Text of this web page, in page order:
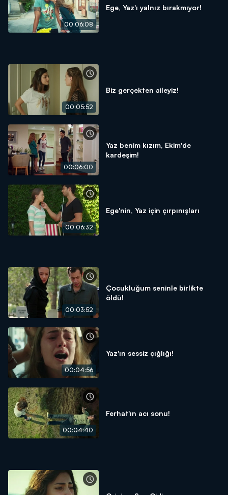
00:06:08
Ege, Yaz'ı yalnız bırakmıyor!
00:05:52
Biz gerçekten aileyiz!
00:06:00
Yaz benim kızım, Ekim'de
kardeşim!
00:06:32
Ege'nin, Yaz için çırpınışları
00:03:52
Çocukluğum seninle birlikte
öldü!
00:04:56
Yaz'ın sessiz çığlığı!
00:04:40
Ferhat'ın acı sonu!